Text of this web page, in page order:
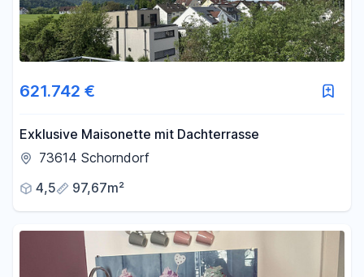
621.742 €
Exklusive Maisonette mit Dachterrasse
73614 Schorndorf
4,5
97,67m²